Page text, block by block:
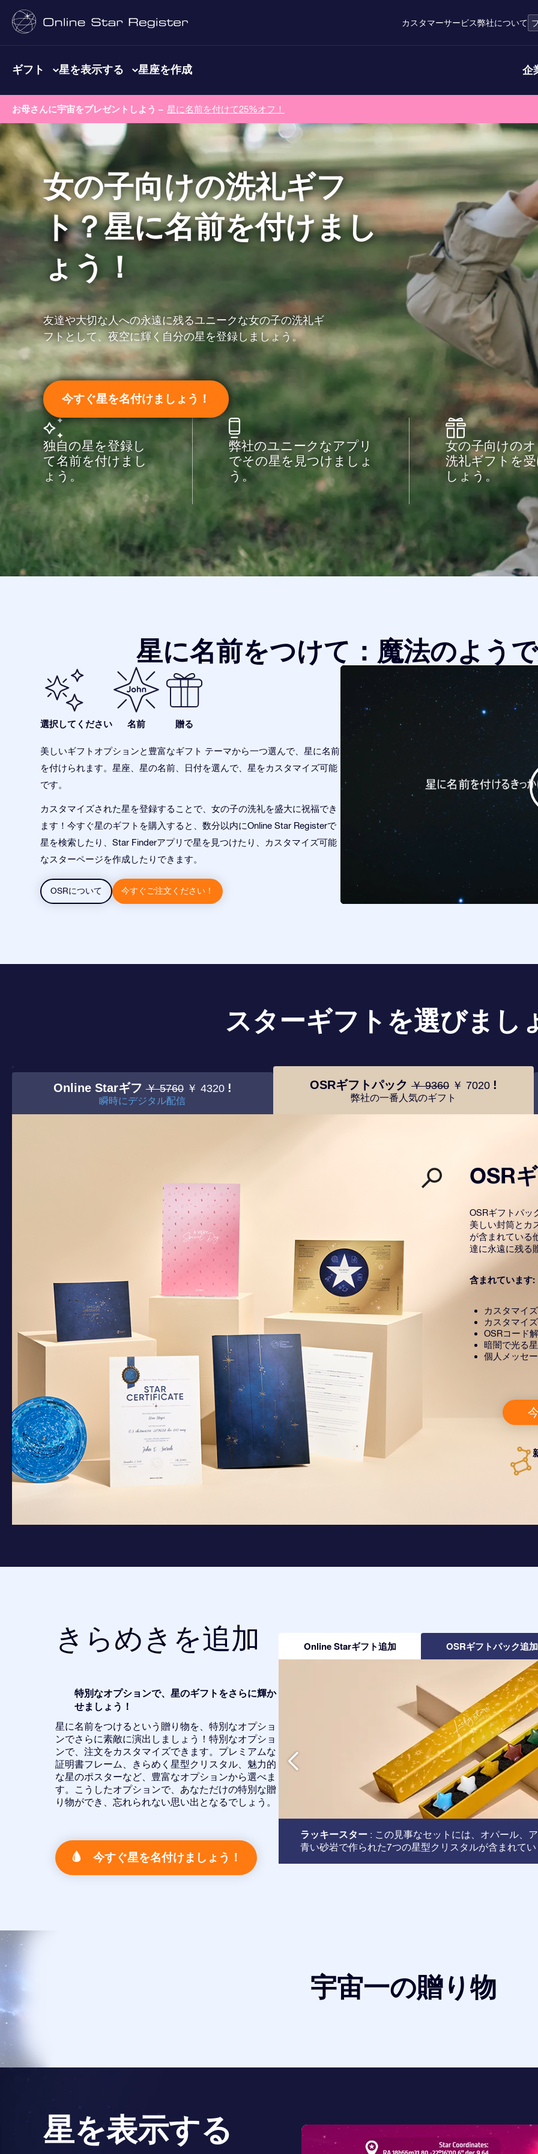
カスタマーサービス弊社について
ギフト 星を表示する 星座を作成 企
お母さんに宇宙をプレゼントしよう – 星に名前を付けて25%オフ！
女の子向けの洗礼ギフ
ト？星に名前を付けまし
ょう！
友達や大切な人への永遠に残るユニークな女の子の洗礼ギ
フトとして、夜空に輝く自分の星を登録しましょう。
今すぐ星を名付けましょう！
独自の星を登録し
て名前を付けまし
ょう。
弊社のユニークなアプリ
でその星を見つけましょ
う。
女の子向けの
洗礼ギフトを
しょう。
星に名前をつけて：魔法のよう
選択してください 名前 贈る
美しいギフトオプションと豊富なギフト テーマから一つ選んで、星に名前
を付けられます。星座、星の名前、日付を選んで、星をカスタマイズ可能
です。
カスタマイズされた星を登録することで、女の子の洗礼を盛大に祝福でき
ます！今すぐ星のギフトを購入すると、数分以内にOnline Star Registerで
星を検索したり、Star Finderアプリで星を見つけたり、カスタマイズ可能
なスターページを作成したりできます。
OSRについて 今すぐご注文ください！
スターギフトを選びまし
Online Starギフ￥ 5760 ￥ 4320 !
瞬時にデジタル配信
OSRギフトパック ￥ 9360 ￥ 7020 !
弊社の一番人気のギフト
OSR
OSRギフトパッ
美しい封筒とカ
が含まれている
達に永遠に残る
含まれています:
カスタマイ
カスタマイ
OSRコード
暗闇で光る
個人メッセ
きらめきを追加
特別なオプションで、星のギフトをさらに輝か
せましょう！
星に名前をつけるという贈り物を、特別なオプショ
ンでさらに素敵に演出しましょう！特別なオプショ
ンで、注文をカスタマイズできます。プレミアムな
証明書フレーム、きらめく星型クリスタル、魅力的
な星のポスターなど、豊富なオプションから選べま
す。こうしたオプションで、あなただけの特別な贈
り物ができ、忘れられない思い出となるでしょう。
今すぐ星を名付けましょう！
Online Starギフト追加 OSRギフトパック追加
ラッキースター : この見事なセットには、オパール、
青い砂岩で作られた7つの星型クリスタルが含まれて
宇宙一の贈り物
星を表示する